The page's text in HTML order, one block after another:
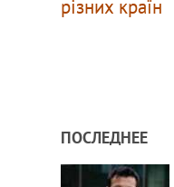
різних країн
ПОСЛЕДНЕЕ